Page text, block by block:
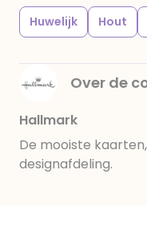
Huwelijk Hout
Over de
Hallmark
De mooiste
designafdeling.